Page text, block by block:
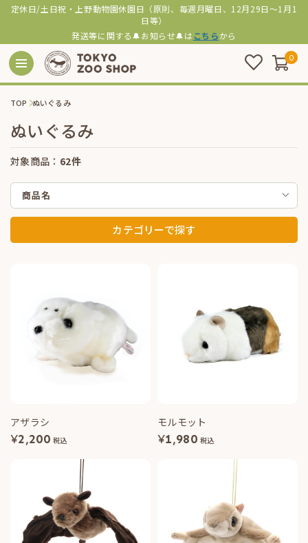
定休日/土日祝・上野動物園休園日（原則、毎週月曜日、12月29日～1月1
日等）
発送等に関する🔔お知らせ🔔は こちらから
0
TOP ぬいぐるみ
ぬいぐるみ
対象商品： 62件
商品名
カテゴリーで探す
アザラシ
¥2,200 税込
モルモット
¥1,980 税込